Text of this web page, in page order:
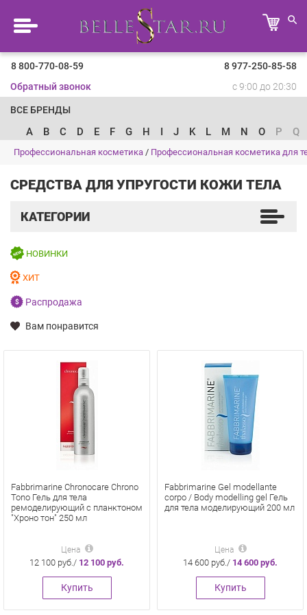
8 800-770-08-59
8 977-250-85-58
Обратный звонок
с 9:00 до 20:30
ВСЕ БРЕНДЫ
A B C D E F G H I J K L M N O P Q
Профессиональная косметика / Профессиональная косметика для
СРЕДСТВА ДЛЯ УПРУГОСТИ КОЖИ ТЕЛА
КАТЕГОРИИ
НОВИНКИ
ХИТ
Распродажа
Вам понравится
Fabbrimarine Chronocare Chrono
Tono Гель для тела
ремоделирующий с планктоном
"Хроно тон" 250 мл
Цена
12 100 руб./ 12 100 руб.
Купить
Fabbrimarine Gel modellante
corpo / Body modelling gel Гель
для тела моделирующий 200 мл
Цена
14 600 руб./ 14 600 руб.
Купить